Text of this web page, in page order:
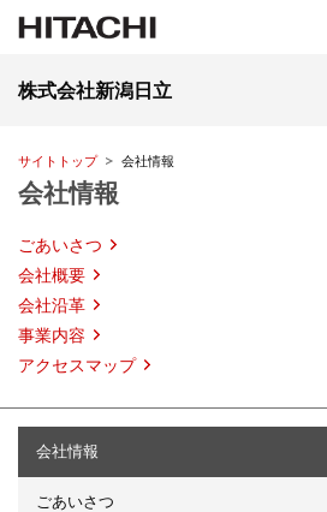
株式会社新潟日立
サイトトップ 会社情報
会社情報
ごあいさつ
会社概要
会社沿革
事業内容
アクセスマップ
会社情報
ごあいさつ